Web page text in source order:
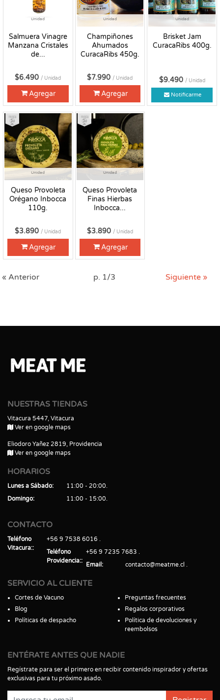
Unidad
Salmuera Vinagre
Manzana Cristales
de...
$6.490 / Unidad
Agregar
Unidad
Champiñones
Ahumados
CuracaRibs 450g.
$7.990 / Unidad
Agregar
Unidad
Brisket Jam
CuracaRibs 400g.
$9.490 / Unidad
Notificarme
Unidad
Queso Provoleta
Orégano Inbocca
110g.
Fresco
$3.890 / Unidad
Agregar
Unidad
Queso Provoleta
Finas Hierbas
Inbocca...
Fresco
$3.890 / Unidad
Agregar
« Anterior p. 1/3 Siguiente »
NUESTRAS TIENDAS
Vitacura 5447, Vitacura
Ver en google maps
Eliodoro Yañez 2819, Providencia
Ver en google maps
HORARIOS
Lunes a Sábado
11:00 - 20:00
Domingo
11:00 - 15:00
CONTACTO
Teléfono
Vitacura:
+56 9 7538 6016
Teléfono
Providencia:
+56 9 7235 7683
Email
contacto@meatme.cl
SERVICIO AL CLIENTE
Cortes de Vacuno
Blog
Políticas de despacho
Preguntas frecuentes
Regalos corporativos
Política de devoluciones y
reembolsos
ENTÉRATE ANTES QUE NADIE
Regístrate para ser el primero en recibir contenido inspirador y ofertas
exclusivas para tu próximo asado.